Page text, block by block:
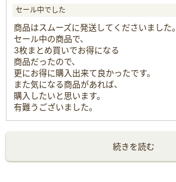
セール中でした
商品はスムーズに発送してくださいました。
セール中の商品で、
3枚まとめ買いでお得になる
商品だったので、
更にお得に購入出来て良かったです。
また気になる商品があれば、
購入したいと思います。
有難うございました。
続きを読む